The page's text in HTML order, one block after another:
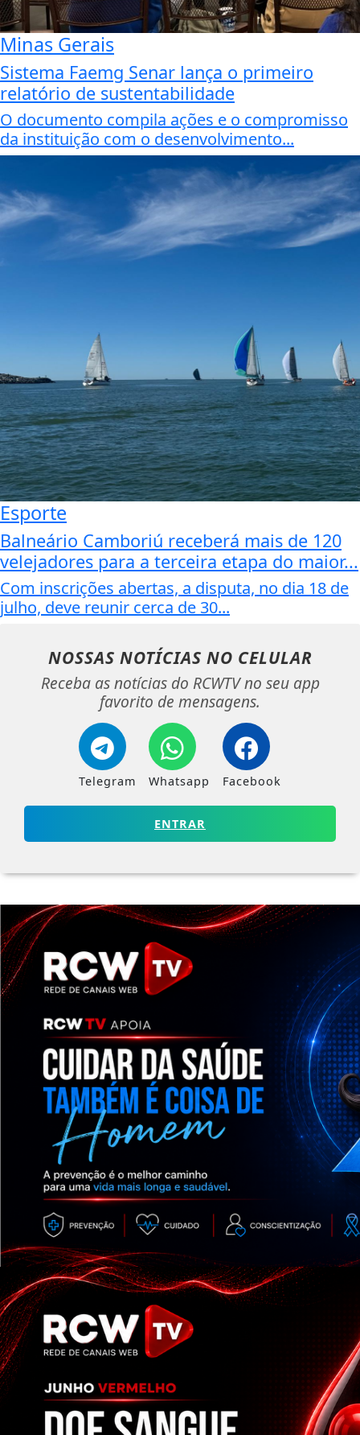
Minas Gerais
Sistema Faemg Senar lança o primeiro
relatório de sustentabilidade
O documento compila ações e o compromisso
da instituição com o desenvolvimento...
Esporte
Balneário Camboriú receberá mais de 120
velejadores para a terceira etapa do maior...
Com inscrições abertas, a disputa, no dia 18 de
julho, deve reunir cerca de 30...
NOSSAS NOTÍCIAS NO CELULAR
Receba as notícias do RCWTV no seu app
favorito de mensagens.
Telegram Whatsapp Facebook
ENTRAR